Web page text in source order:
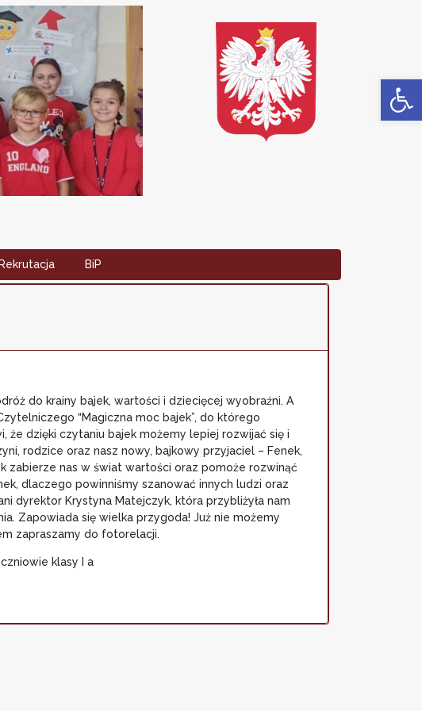
Rekrutacja BiP
do krainy bajek, wartości i dziecięcej wyobraźni. A
“Magiczna moc bajek”, do którego
że dzięki czytaniu bajek możemy lepiej rozwijać się i
rodzice oraz nasz nowy, bajkowy przyjaciel – Fenek,
zabierze nas w świat wartości oraz pomoże rozwinąć
dlaczego powinniśmy szanować innych ludzi oraz
dyrektor Krystyna Matejczyk, która przybliżyła nam
Zapowiada się wielka przygoda! Już nie możemy
zapraszamy do fotorelacji.
I a